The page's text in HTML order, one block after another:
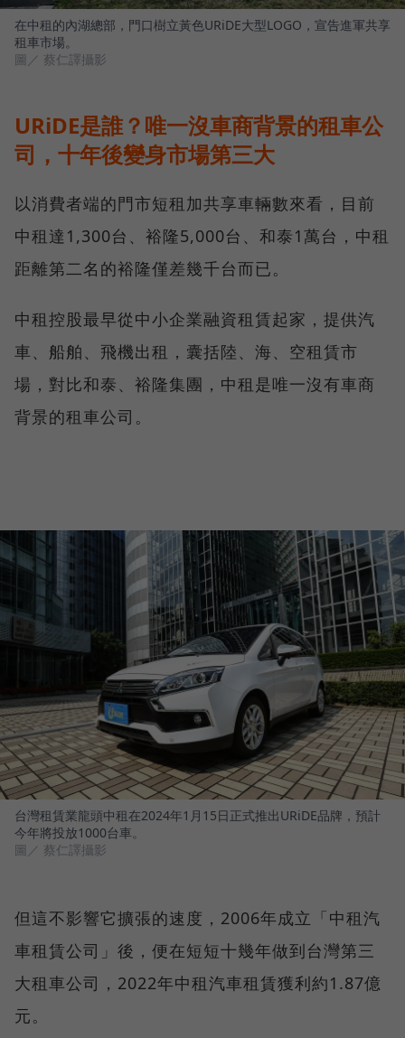
在中租的內湖總部，門口樹立黃色URiDE大型LOGO，宣告進軍共享
租車市場。
圖／ 蔡仁譯攝影
URiDE是誰？唯一沒車商背景的租車公
司，十年後變身市場第三大
以消費者端的門市短租加共享車輛數來看，目前
中租達1,300台、裕隆5,000台、和泰1萬台，中租
距離第二名的裕隆僅差幾千台而已。
中租控股最早從中小企業融資租賃起家，提供汽
車、船舶、飛機出租，囊括陸、海、空租賃市
場，對比和泰、裕隆集團，中租是唯一沒有車商
背景的租車公司。
台灣租賃業龍頭中租在2024年1月15日正式推出URiDE品牌，預計
今年將投放1000台車。
圖／ 蔡仁譯攝影
但這不影響它擴張的速度，2006年成立「中租汽
車租賃公司」後，便在短短十幾年做到台灣第三
大租車公司，2022年中租汽車租賃獲利約1.87億
元。